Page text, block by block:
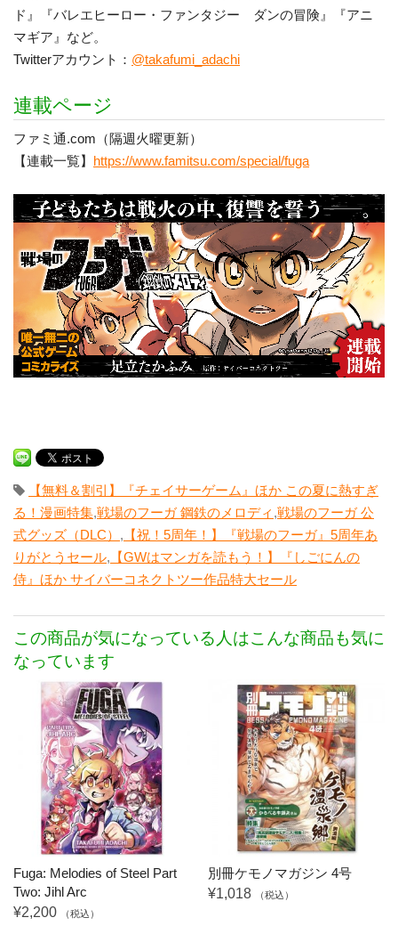
ド』『バレエヒーロー・ファンタジー ダンの冒険』『アニ
マギア』など。
Twitterアカウント： @takafumi_adachi
連載ページ
ファミ通.com（隔週火曜更新）
【連載一覧】 https://www.famitsu.com/special/fuga
【無料＆割引】『チェイサーゲーム』ほか この夏に熱すぎ
る！漫画特集,戦場のフーガ 鋼鉄のメロディ ,戦場のフーガ 公
式グッズ（DLC） , 【祝！5周年！】『戦場のフーガ』5周年あ
りがとうセール, 【GWはマンガを読もう！】『しごにんの
侍』ほか サイバーコネクトツー作品特大セール
この商品が気になっている人はこんな商品も気に
なっています
Fuga: Melodies of Steel Part
Two: Jihl Arc
¥2,200
（税込）
別冊ケモノマガジン 4号
¥1,018
（税込）